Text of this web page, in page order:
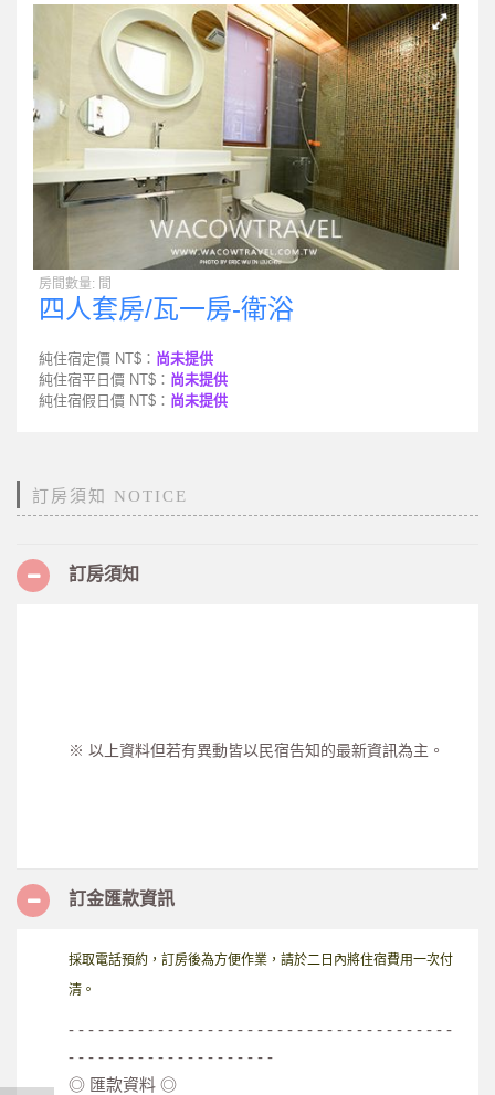
房間數量: 間
四人套房/瓦一房-衛浴
純住宿定價 NT$： 尚未提供
純住宿平日價 NT$： 尚未提供
純住宿假日價 NT$： 尚未提供
訂房須知 NOTICE
訂房須知
※ 以上資料但若有異動皆以民宿告知的最新資訊為主。
訂金匯款資訊
採取電話預約，訂房後為方便作業，請於二日內將住宿費用一次付
清。
- - - - - - - - - - - - - - - - - - - - - - - - - - - - - - - - - - - - - - -
- - - - - - - - - - - - - - - - - - - - -
◎ 匯款資料 ◎